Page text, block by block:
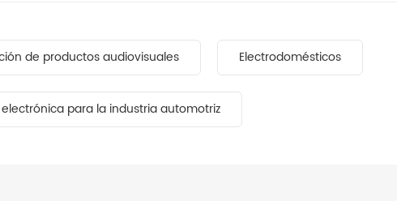
de productos audiovisuales Electrodomésticos
para la industria automotriz